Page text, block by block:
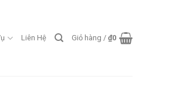
Liên Hệ Giỏ hàng / ₫0